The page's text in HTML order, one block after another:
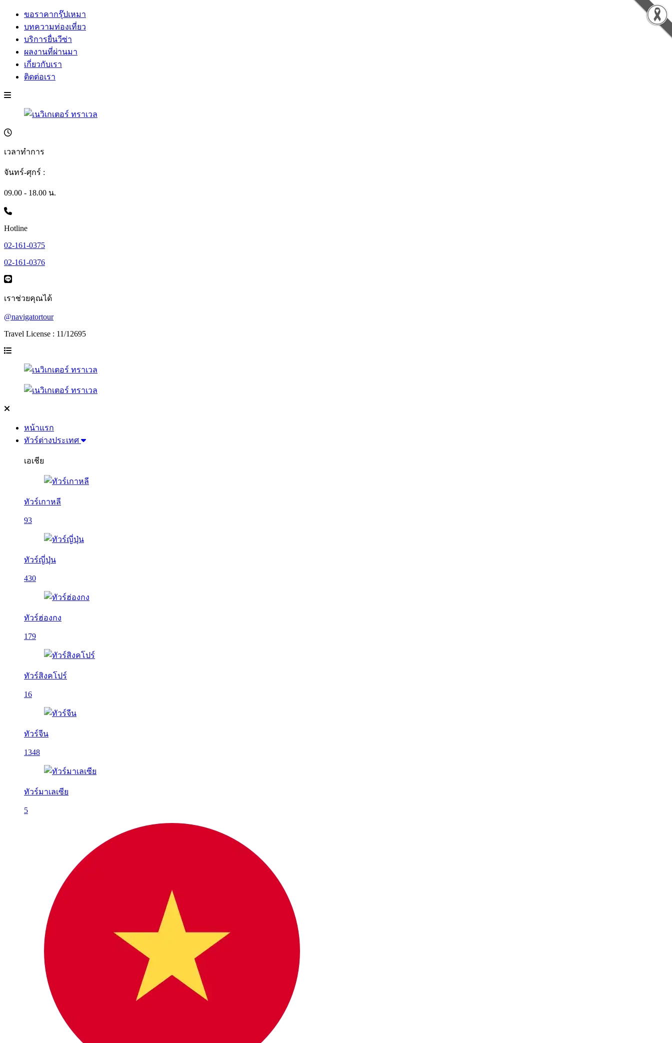
ขอราคากรุ๊ปเหมา
บทความท่องเที่ยว
บริการยื่นวีซ่า
ผลงานที่ผ่านมา
เกี่ยวกับเรา
ติดต่อเรา
เวลาทำการ
จันทร์-ศุกร์ :
09.00 - 18.00 น.
Hotline
02-161-0375
02-161-0376
เราช่วยคุณได้
@navigatortour
Travel License : 11/12695
หน้าแรก
ทัวร์ต่างประเทศ
เอเชีย
ทัวร์เกาหลี
93
ทัวร์ญี่ปุ่น
430
ทัวร์ฮ่องกง
179
ทัวร์สิงคโปร์
16
ทัวร์จีน
1348
ทัวร์มาเลเซีย
5